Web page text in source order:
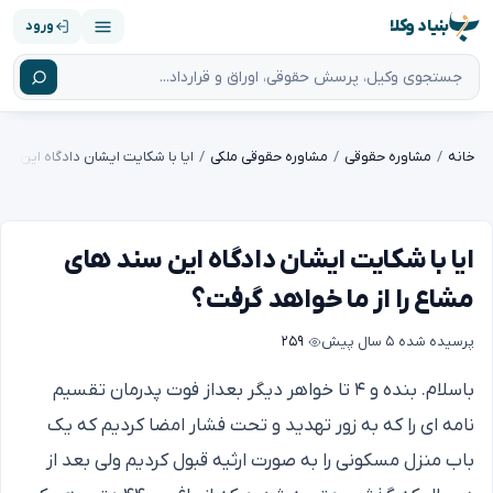
بنیاد وکلا ورود
خانه مشاوره حقوقی مشاوره حقوقی ملکی
ایا با شکایت ایشان دادگاه این سند های
مشاع را از ما خواهد گرفت؟
پرسیده شده ۵ سال پیش ۲۵۹
باسلام. بنده و ۴ تا خواهر دیگر بعداز فوت پدرمان تقسیم
نامه ای را که به زور تهدید و تحت فشار امضا کردیم که یک
باب منزل مسکونی را به صورت ارثیه قبول کردیم ولی بعد از